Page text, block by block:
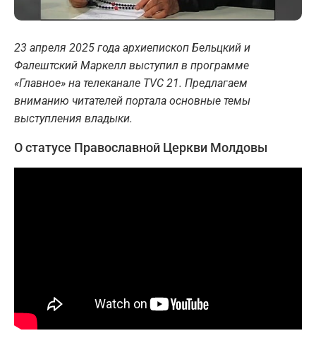
23 апреля 2025 года архиепископ Бельцкий и
Фалештский Маркелл выступил в программе
«Главное» на телеканале TVC 21. Предлагаем
вниманию читателей портала основные темы
выступления владыки.
О статусе Православной Церкви Молдовы